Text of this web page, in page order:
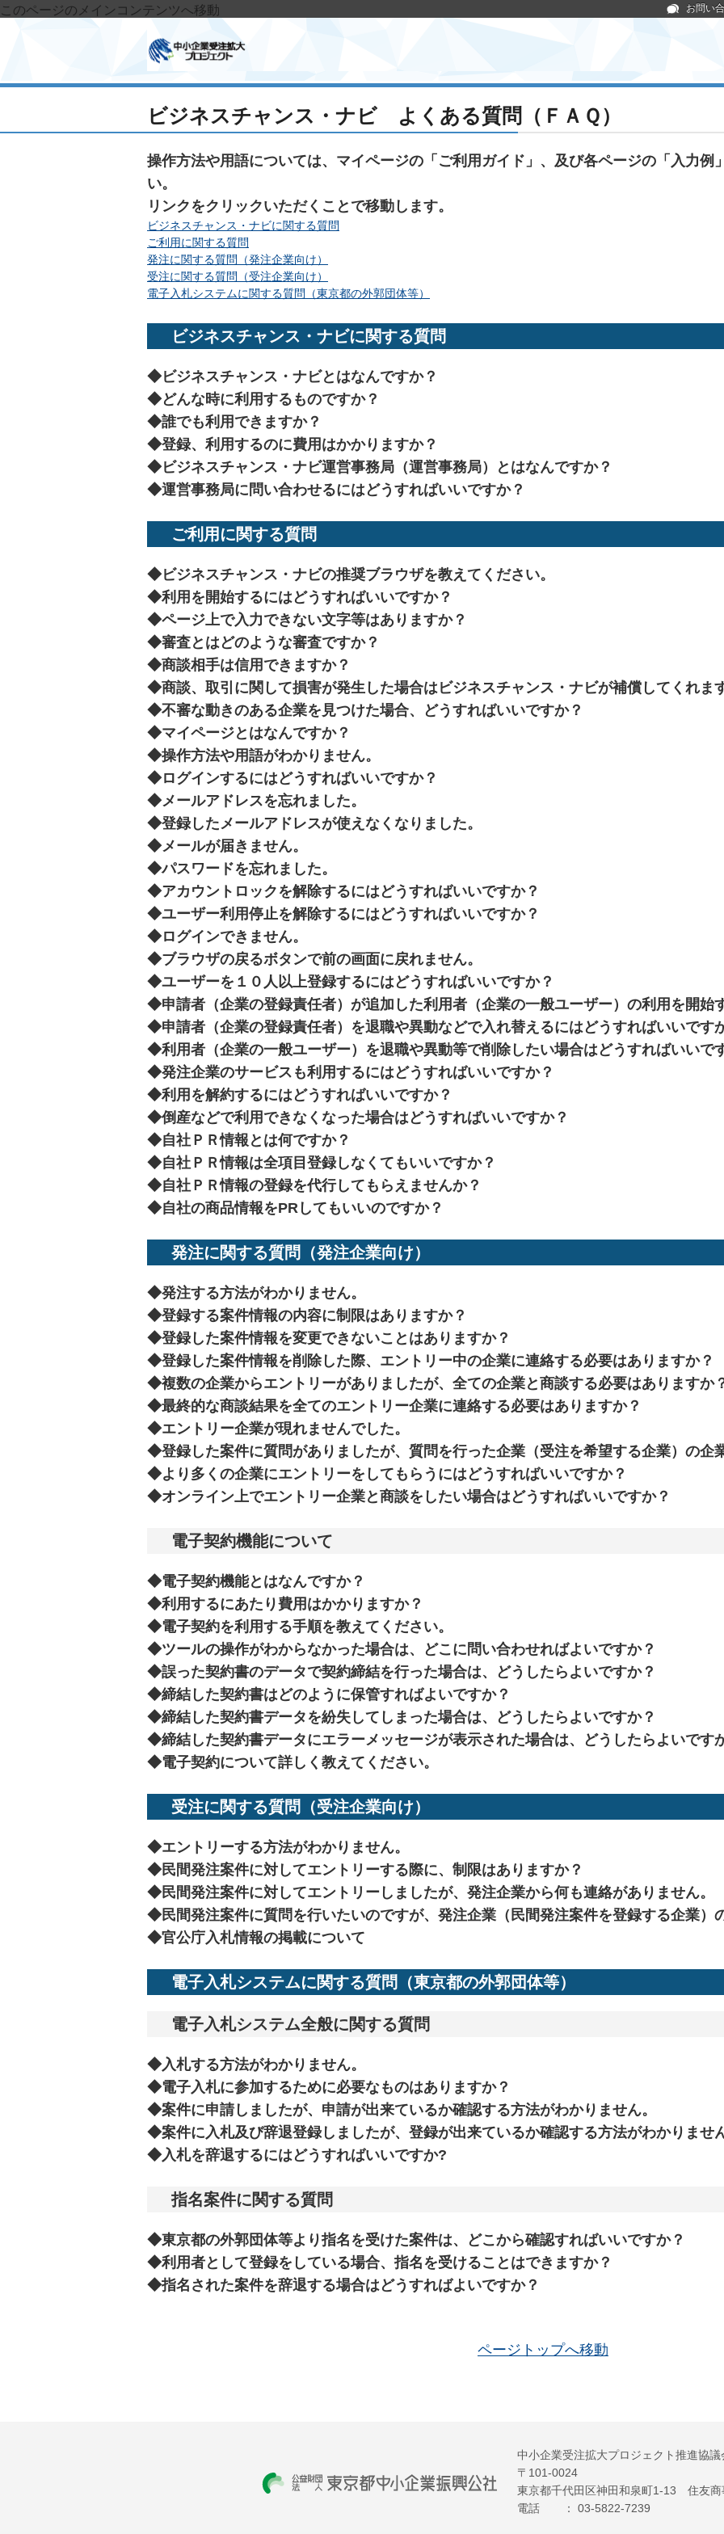
このページのメインコンテンツへ移動 お問い
ビジネスチャンス・ナビ よくある質問（ＦＡＱ）
操作方法や用語については、マイページの「ご利用ガイド」、及び各ページの「入力例
い。
リンクをクリックいただくことで移動します。
ビジネスチャンス・ナビに関する質問
ご利用に関する質問
発注に関する質問（発注企業向け）
受注に関する質問（受注企業向け）
電子入札システムに関する質問（東京都の外郭団体等）
ビジネスチャンス・ナビに関する質問
◆ビジネスチャンス・ナビとはなんですか？
◆どんな時に利用するものですか？
◆誰でも利用できますか？
◆登録、利用するのに費用はかかりますか？
◆ビジネスチャンス・ナビ運営事務局（運営事務局）とはなんですか？
◆運営事務局に問い合わせるにはどうすればいいですか？
ご利用に関する質問
◆ビジネスチャンス・ナビの推奨ブラウザを教えてください。
◆利用を開始するにはどうすればいいですか？
◆ページ上で入力できない文字等はありますか？
◆審査とはどのような審査ですか？
◆商談相手は信用できますか？
◆商談、取引に関して損害が発生した場合はビジネスチャンス・ナビが補償してくれま
◆不審な動きのある企業を見つけた場合、どうすればいいですか？
◆マイページとはなんですか？
◆操作方法や用語がわかりません。
◆ログインするにはどうすればいいですか？
◆メールアドレスを忘れました。
◆登録したメールアドレスが使えなくなりました。
◆メールが届きません。
◆パスワードを忘れました。
◆アカウントロックを解除するにはどうすればいいですか？
◆ユーザー利用停止を解除するにはどうすればいいですか？
◆ログインできません。
◆ブラウザの戻るボタンで前の画面に戻れません。
◆ユーザーを１０人以上登録するにはどうすればいいですか？
◆申請者（企業の登録責任者）が追加した利用者（企業の一般ユーザー）の利用を開始
◆申請者（企業の登録責任者）を退職や異動などで入れ替えるにはどうすればいいです
◆利用者（企業の一般ユーザー）を退職や異動等で削除したい場合はどうすればいいで
◆発注企業のサービスも利用するにはどうすればいいですか？
◆利用を解約するにはどうすればいいですか？
◆倒産などで利用できなくなった場合はどうすればいいですか？
◆自社ＰＲ情報とは何ですか？
◆自社ＰＲ情報は全項目登録しなくてもいいですか？
◆自社ＰＲ情報の登録を代行してもらえませんか？
◆自社の商品情報をPRしてもいいのですか？
発注に関する質問（発注企業向け）
◆発注する方法がわかりません。
◆登録する案件情報の内容に制限はありますか？
◆登録した案件情報を変更できないことはありますか？
◆登録した案件情報を削除した際、エントリー中の企業に連絡する必要はありますか？
◆複数の企業からエントリーがありましたが、全ての企業と商談する必要はありますか
◆最終的な商談結果を全てのエントリー企業に連絡する必要はありますか？
◆エントリー企業が現れませんでした。
◆登録した案件に質問がありましたが、質問を行った企業（受注を希望する企業）の企
◆より多くの企業にエントリーをしてもらうにはどうすればいいですか？
◆オンライン上でエントリー企業と商談をしたい場合はどうすればいいですか？
電子契約機能について
◆電子契約機能とはなんですか？
◆利用するにあたり費用はかかりますか？
◆電子契約を利用する手順を教えてください。
◆ツールの操作がわからなかった場合は、どこに問い合わせればよいですか？
◆誤った契約書のデータで契約締結を行った場合は、どうしたらよいですか？
◆締結した契約書はどのように保管すればよいですか？
◆締結した契約書データを紛失してしまった場合は、どうしたらよいですか？
◆締結した契約書データにエラーメッセージが表示された場合は、どうしたらよいです
◆電子契約について詳しく教えてください。
受注に関する質問（受注企業向け）
◆エントリーする方法がわかりません。
◆民間発注案件に対してエントリーする際に、制限はありますか？
◆民間発注案件に対してエントリーしましたが、発注企業から何も連絡がありません。
◆民間発注案件に質問を行いたいのですが、発注企業（民間発注案件を登録する企業）
◆官公庁入札情報の掲載について
電子入札システムに関する質問（東京都の外郭団体等）
電子入札システム全般に関する質問
◆入札する方法がわかりません。
◆電子入札に参加するために必要なものはありますか？
◆案件に申請しましたが、申請が出来ているか確認する方法がわかりません。
◆案件に入札及び辞退登録しましたが、登録が出来ているか確認する方法がわかりませ
◆入札を辞退するにはどうすればいいですか?
指名案件に関する質問
◆東京都の外郭団体等より指名を受けた案件は、どこから確認すればいいですか？
◆利用者として登録をしている場合、指名を受けることはできますか？
◆指名された案件を辞退する場合はどうすればよいですか？
ページトップへ移動
中小企業受注拡大プロジェクト推進協議
〒101-0024
東京都千代田区神田和泉町1-13 住友商
電話
： 03-5822-7239